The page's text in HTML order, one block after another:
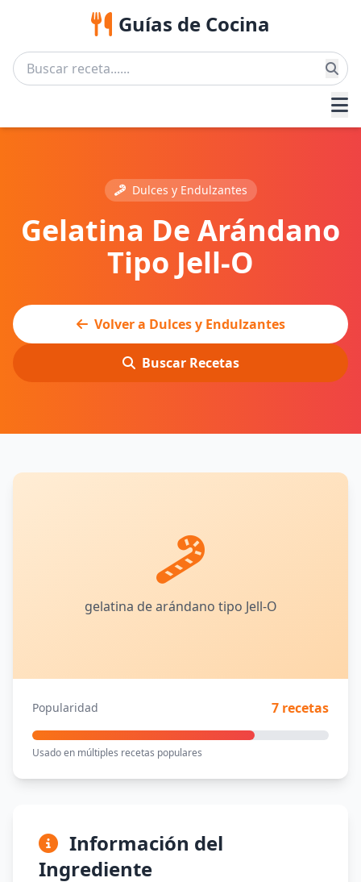
Guías de Cocina
Dulces y Endulzantes
Gelatina De Arándano
Tipo Jell-O
Volver a Dulces y Endulzantes
Buscar Recetas
gelatina de arándano tipo Jell-O
Popularidad 7 recetas
Usado en múltiples recetas populares
Información del
Ingrediente